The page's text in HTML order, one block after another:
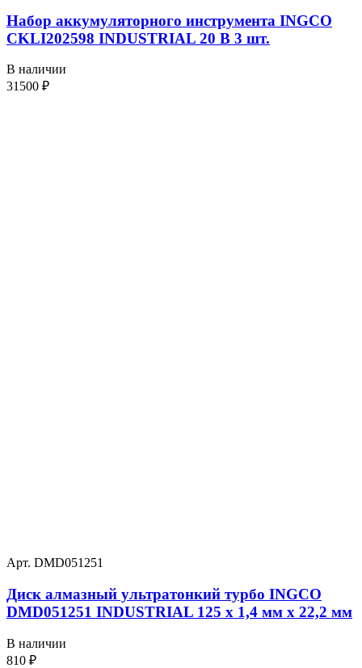
Набор аккумуляторного инструмента INGCO
CKLI202598 INDUSTRIAL 20 В 3 шт.
В наличии
31500 ₽
Арт. DMD051251
Диск алмазный ультратонкий турбо INGCO
DMD051251 INDUSTRIAL 125 х 1,4 мм x 22,2 мм
В наличии
810 ₽